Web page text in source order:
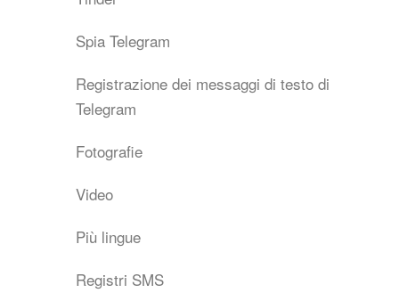
Spia Telegram
Registrazione dei messaggi di testo di
Telegram
Fotografie
Video
Più lingue
Registri SMS